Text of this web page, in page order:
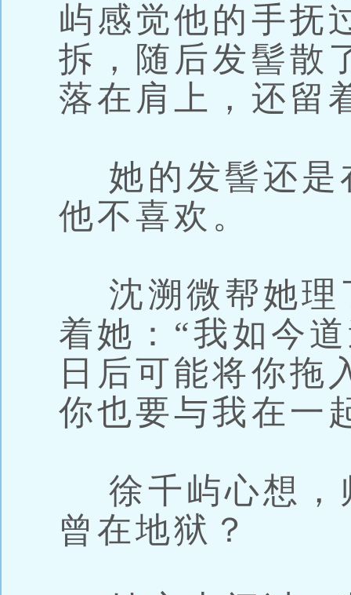
屿感觉他的手抚
拆，随后发髻散
落在肩上，还留
她的发髻还是
他不喜欢。
沈溯微帮她理
着她：“我如今
日后可能将你拖
你也要与我在一
徐千屿心想，
曾在地狱？